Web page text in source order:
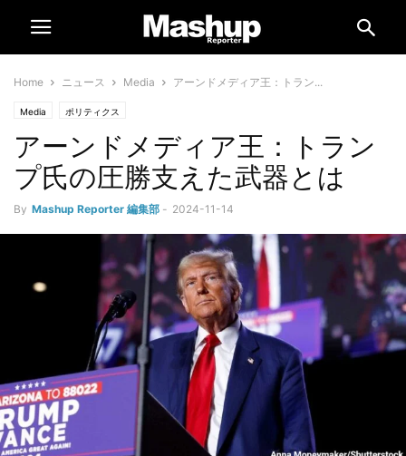
Home ニュース Media アーンドメディア王：トラン...
Media ポリティクス
アーンドメディア王：トラン
プ氏の圧勝支えた武器とは
By Mashup Reporter 編集部 - 2024-11-14